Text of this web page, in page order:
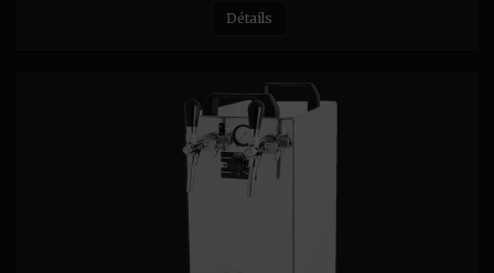
Bec (sans Co²) Pratiquement on branche la prise électrique
Détails